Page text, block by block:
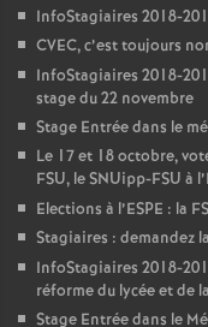
InfoStagiaires 2018-
CVEC, c’est toujours
InfoStagiaires 2018-
stage du 22 novembre
Stage Entrée dans le
Le 17 et 18 octobre,
FSU, le SNUipp-FSU à l’
Elections à l’ESPE : la
Stagiaires : demandez
InfoStagiaires 2018-
réforme du lycée et de
Stage Entrée dans le